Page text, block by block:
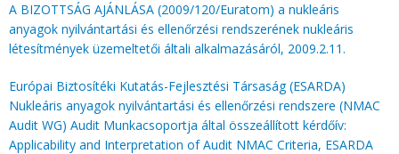
A BIZOTTSÁG AJÁNLÁSA (2009/120/Euratom) a nukleáris
anyagok nyilvántartási és ellenőrzési rendszerének nukleáris
létesítmények üzemeltetői általi alkalmazásáról, 2009.2.11.
Európai Biztosítéki Kutatás-Fejlesztési Társaság (ESARDA)
Nukleáris anyagok nyilvántartási és ellenőrzési rendszere (NMAC
Audit WG) Audit Munkacsoportja által összeállított kérdőív:
Applicability and Interpretation of Audit NMAC Criteria, ESARDA